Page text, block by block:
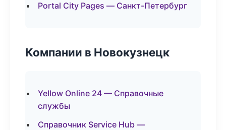
Portal City Pages — Санкт-Петербург
Компании в Новокузнецк
Yellow Online 24 — Справочные
службы
Справочник Service Hub —